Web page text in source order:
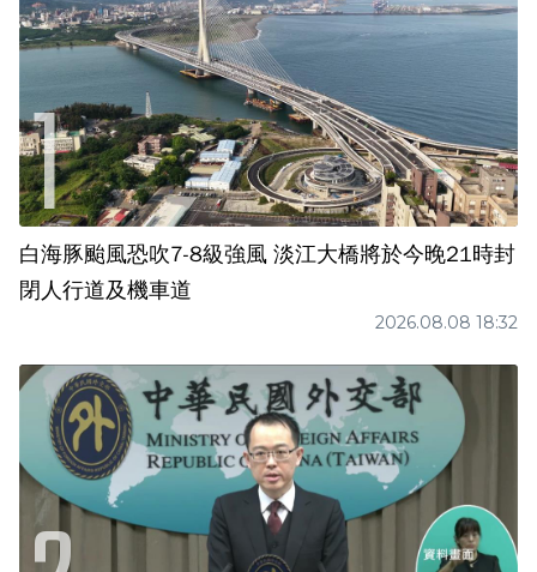
白海豚颱風恐吹7-8級強風 淡江大橋將於今晚21時封
閉人行道及機車道
2026.08.08 18:32